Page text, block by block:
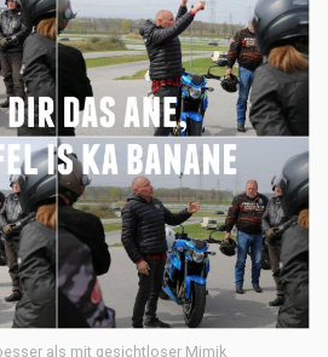
als mit gesichtloser Mimik